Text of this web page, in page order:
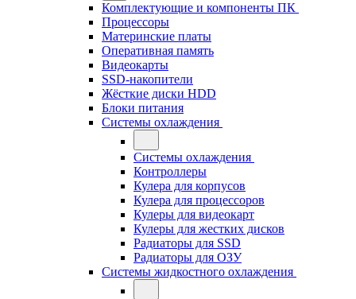
Комплектующие и компоненты ПК
Процессоры
Материнские платы
Оперативная память
Видеокарты
SSD-накопители
Жёсткие диски HDD
Блоки питания
Системы охлаждения
Системы охлаждения
Контроллеры
Кулера для корпусов
Кулера для процессоров
Кулеры для видеокарт
Кулеры для жестких дисков
Радиаторы для SSD
Радиаторы для ОЗУ
Системы жидкостного охлаждения